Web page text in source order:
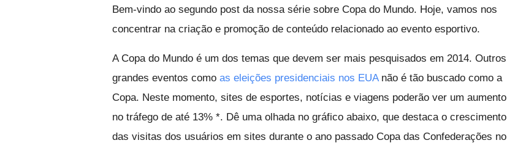
Bem-vindo ao segundo post da nossa série sobre Copa do Mundo. Hoje, vamos nos
concentrar na criação e promoção de conteúdo relacionado ao evento esportivo.
A Copa do Mundo é um dos temas que devem ser mais pesquisados em 2014. Outros
grandes eventos como as eleições presidenciais nos EUAnão é tão buscado como a
Copa. Neste momento, sites de esportes, notícias e viagens poderão ver um aumento
no tráfego de até 13% *. Dê uma olhada no gráfico abaixo, que destaca o crescimento
das visitas dos usuários em sites durante o ano passado Copa das Confederações no